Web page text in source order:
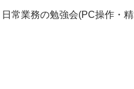
常業務の勉強会(PC操作・